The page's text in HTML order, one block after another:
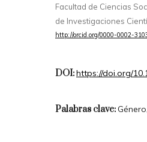
Facultad de Ciencias
de Investigaciones
http://orcid.org/0000-0002-
DOI:https://doi.org/
Palabras clave: